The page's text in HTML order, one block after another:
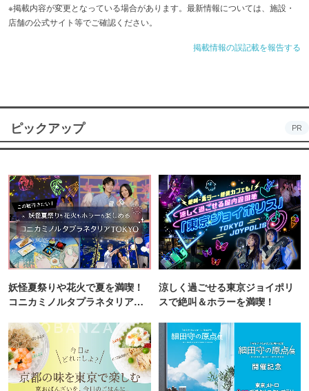
※掲載内容が変更となっている場合があります。最新情報については、施設・
店舗の公式サイト等でご確認ください。
掲載情報の誤記載を報告する
ピックアップ PR
妖怪夏祭りや花火で夏を満喫！
コニカミノルタプラネタリア
涼しく過ごせる東京ジョイポリ
スで絶叫＆ホラーを満喫！